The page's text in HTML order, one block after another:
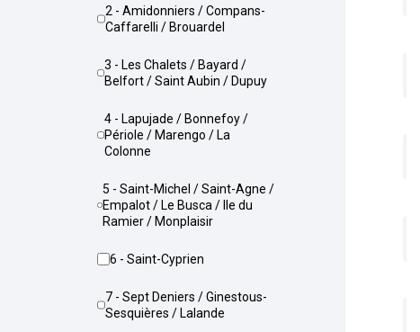
2 - Amidonniers / Compans-
Caffarelli / Brouardel
3 - Les Chalets / Bayard /
Belfort / Saint Aubin / Dupuy
4 - Lapujade / Bonnefoy /
Périole / Marengo / La
Colonne
5 - Saint-Michel / Saint-Agne /
Empalot / Le Busca / Ile du
Ramier / Monplaisir
6 - Saint-Cyprien
7 - Sept Deniers / Ginestous-
Sesquières / Lalande